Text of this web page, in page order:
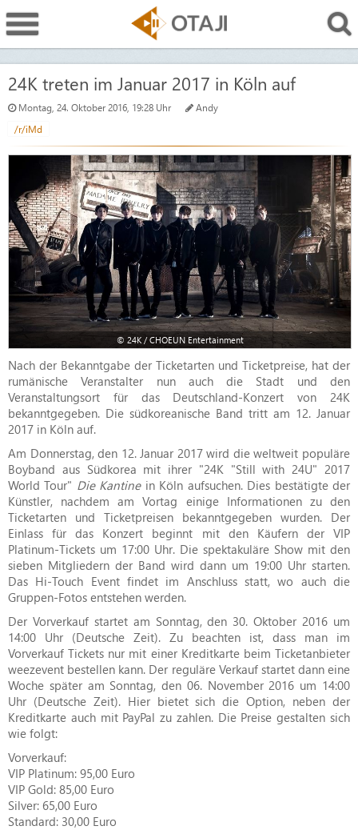
24K treten im Januar 2017 in Köln auf
Montag, 24. Oktober 2016, 19:28 Uhr
Andy
/r/iMd
© 24K / CHOEUN Entertainment
Nach der Bekanntgabe der Ticketarten und Ticketpreise, hat der
rumänische Veranstalter nun auch die Stadt und den
Veranstaltungsort für das Deutschland-Konzert von 24K
bekanntgegeben. Die südkoreanische Band tritt am 12. Januar
2017 in Köln auf.
Am Donnerstag, den 12. Januar 2017 wird die weltweit populäre
Boyband aus Südkorea mit ihrer "24K "Still with 24U" 2017
World Tour" Die Kantinein Köln aufsuchen. Dies bestätigte der
Künstler, nachdem am Vortag einige Informationen zu den
Ticketarten und Ticketpreisen bekanntgegeben wurden. Der
Einlass für das Konzert beginnt mit den Käufern der VIP
Platinum-Tickets um 17:00 Uhr. Die spektakuläre Show mit den
sieben Mitgliedern der Band wird dann um 19:00 Uhr starten.
Das Hi-Touch Event findet im Anschluss statt, wo auch die
Gruppen-Fotos entstehen werden.
Der Vorverkauf startet am Sonntag, den 30. Oktober 2016 um
14:00 Uhr (Deutsche Zeit). Zu beachten ist, dass man im
Vorverkauf Tickets nur mit einer Kreditkarte beim Ticketanbieter
weezevent bestellen kann. Der reguläre Verkauf startet dann eine
Woche später am Sonntag, den 06. November 2016 um 14:00
Uhr (Deutsche Zeit). Hier bietet sich die Option, neben der
Kreditkarte auch mit PayPal zu zahlen. Die Preise gestalten sich
wie folgt:
Vorverkauf:
VIP Platinum: 95,00 Euro
VIP Gold: 85,00 Euro
Silver: 65,00 Euro
Standard: 30,00 Euro